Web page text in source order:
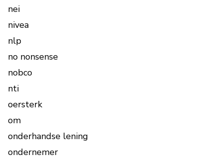
nei
nivea
nlp
no nonsense
nobco
nti
oersterk
om
onderhandse lening
ondernemer